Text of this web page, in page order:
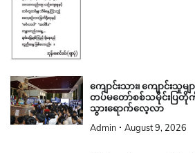
ကျောင်းသား၊ ကျောင်းသူမျ
တပ်မတော်စစ်သမိုင်းပြတို
သွားရောက်လေ့လာ
Admin August 9, 2026